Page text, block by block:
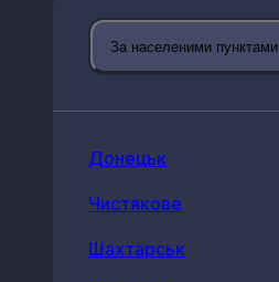
За населеними пунктами
Донецьк
Чистякове
Шахтарськ